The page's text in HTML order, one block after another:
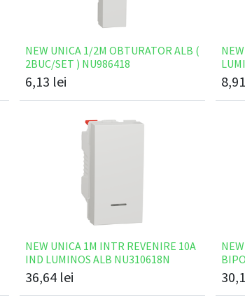
NEW UNICA 1/2M OBTURATOR ALB (
2BUC/SET ) NU986418
6,13 lei 8,91
NEW UNICA 1M INTR REVENIRE 10A
IND LUMINOS ALB NU310618N
36,64 lei